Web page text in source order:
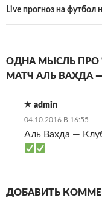
Live прогноз на
ОДНА МЫСЛЬ ПРО
МАТЧ АЛЬ ВАХДА
admin
04.10.2016 В 16:55
Аль Вахда —
ДОБАВИТЬ